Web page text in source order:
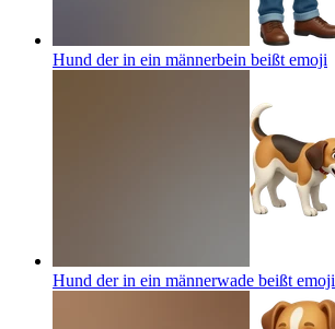
Hund der in ein männerbein beißt emoji
Hund der in ein männerwade beißt emoji